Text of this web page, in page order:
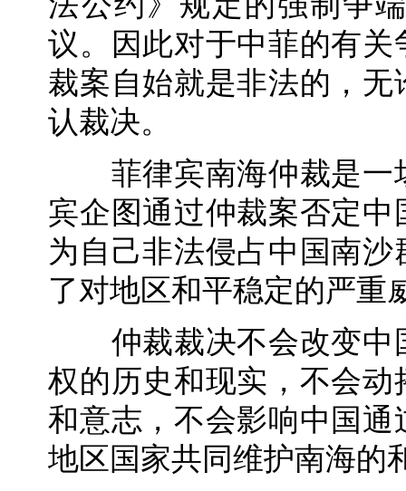
议。因此对于中菲的有
裁案自始就是非法的，
认裁决。
菲律宾南海仲裁是一
宾企图通过仲裁案否定
为自己非法侵占中国南
了对地区和平稳定的严重
仲裁裁决不会改变中
权的历史和现实，不会
和意志，不会影响中国
地区国家共同维护南海的